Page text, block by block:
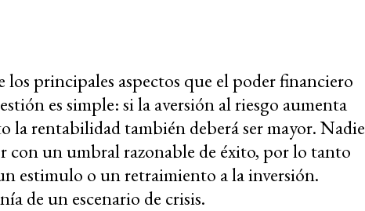
los principales aspectos que el poder financiero
es simple: si la aversión al riesgo aumenta
la rentabilidad también deberá ser mayor. Nadie
con un umbral razonable de éxito, por lo tanto
estimulo o un retraimiento a la inversión.
de un escenario de crisis.